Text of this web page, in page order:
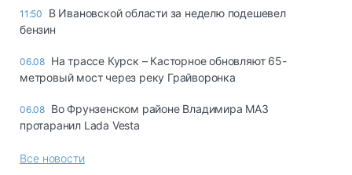
11:50
В Ивановской области за неделю подешевел
бензин
06.08 На трассе Курск – Касторное обновляют 65-
метровый мост через реку Грайворонка
06.08 Во Фрунзенском районе Владимира МАЗ
протаранил Lada Vesta
Все новости